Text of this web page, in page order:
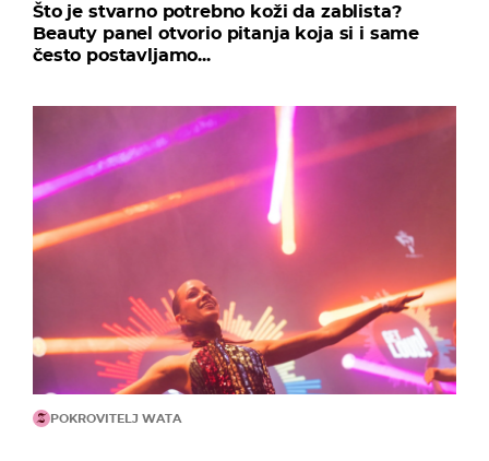
Što je stvarno potrebno koži da zablista?
Beauty panel otvorio pitanja koja si i same
često postavljamo...
POKROVITELJ WATA